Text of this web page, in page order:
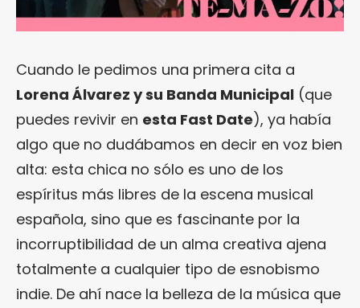
Cuando le pedimos una primera cita a
Lorena Álvarez y su Banda Municipal (que
puedes revivir en esta Fast Date), ya había
algo que no dudábamos en decir en voz bien
alta: esta chica no sólo es uno de los
espíritus más libres de la escena musical
española, sino que es fascinante por la
incorruptibilidad de un alma creativa ajena
totalmente a cualquier tipo de esnobismo
indie. De ahí nace la belleza de la música que